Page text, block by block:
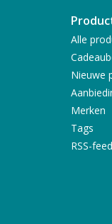
Alle
Nieuwe
Merken
Tags
RSS-feed